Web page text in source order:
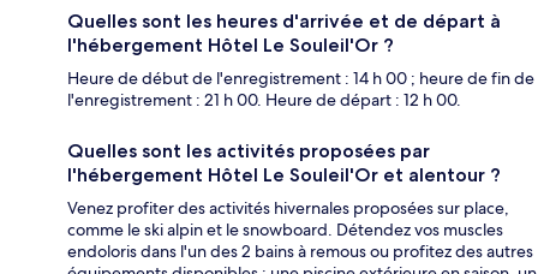
Quelles sont les heures d'arrivée et de départ à
l'hébergement Hôtel Le Souleil'Or ?
Heure de début de l'enregistrement : 14 h 00 ; heure de fin de
l'enregistrement : 21 h 00. Heure de départ : 12 h 00.
Quelles sont les activités proposées par
l'hébergement Hôtel Le Souleil'Or et alentour ?
Venez profiter des activités hivernales proposées sur place,
comme le ski alpin et le snowboard. Détendez vos muscles
endoloris dans l'un des 2 bains à remous ou profitez des autres